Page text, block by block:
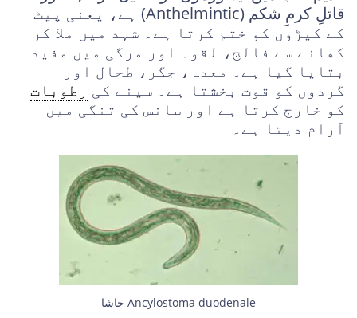
قاتلِ کرمِ شکم (Anthelmintic) ہے، یعنی پیٹ
کے کیڑوں کو ختم کرتا ہے۔ شہد میں ملا کر
کھانے سے فالج، لقوہ اور مرگی میں مفید
بتایا گیا ہے۔ معدہ، جگر، طحال اور
گردوں کو قوت بخشتا ہے۔ سینے کی رطوبات
کو خارج کرتا ہے اور سانس کی تنگی میں
آرام دیتا ہے۔
حاشا Ancylostoma duodenale